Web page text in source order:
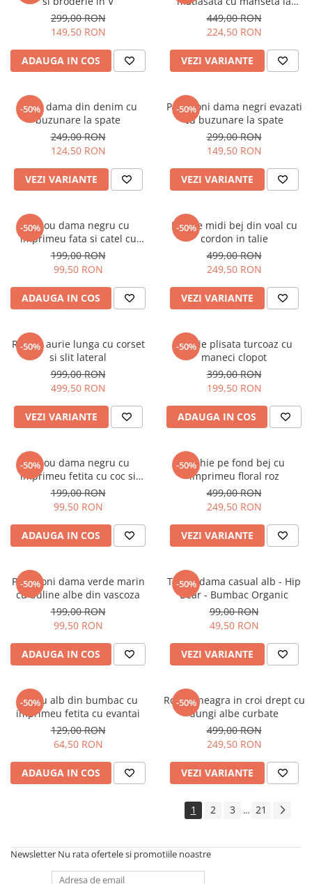
299,00 RON
149,50 RON
ADAUGA IN COS
maneca si elastic in talie
449,00 RON
224,50 RON
VEZI VARIANTE
-50%
Blugi dama din denim cu
buzunare la spate
249,00 RON
124,50 RON
VEZI VARIANTE
-50%
Pantaloni dama negri evazati
cu buzunare la spate
299,00 RON
149,50 RON
VEZI VARIANTE
-50%
Tricou dama negru cu
imprimeu fata si catel cu
ochelari
199,00 RON
99,50 RON
ADAUGA IN COS
-50%
Rochie midi bej din voal cu
cordon in talie
499,00 RON
249,50 RON
VEZI VARIANTE
-50%
Rochie aurie lunga cu corset
si slit lateral
999,00 RON
499,50 RON
VEZI VARIANTE
-50%
Rochie plisata turcoaz cu
maneci clopot
399,00 RON
199,50 RON
ADAUGA IN COS
-50%
Tricou dama negru cu
imprimeu fetita cu coc si
ochelari albastrii
199,00 RON
99,50 RON
ADAUGA IN COS
-50%
Rochie pe fond bej cu
imprimeu floral roz
499,00 RON
249,50 RON
VEZI VARIANTE
-50%
Pantaloni dama verde marin
cu buline albe din vascoza
199,00 RON
99,50 RON
ADAUGA IN COS
-50%
Tricou dama casual alb - Hip
Bear - Bumbac Organic
99,00 RON
49,50 RON
VEZI VARIANTE
-50%
Tricou alb din bumbac cu
imprimeu fetita cu evantai
129,00 RON
64,50 RON
ADAUGA IN COS
-50%
Rochie neagra in croi drept cu
dungi albe curbate
499,00 RON
249,50 RON
VEZI VARIANTE
1 2 3 ... 21
Newsletter Nu rata ofertele si promotiile noastre